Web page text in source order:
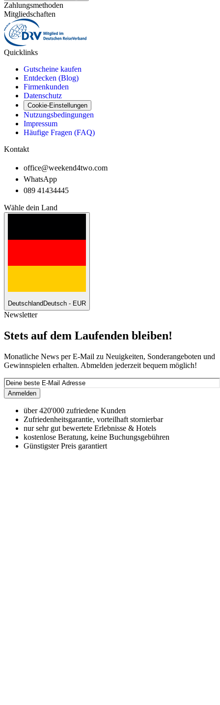
Zahlungsmethoden
Mitgliedschaften
Quicklinks
Gutscheine kaufen
Entdecken (Blog)
Firmenkunden
Datenschutz
Cookie-Einstellungen
Nutzungsbedingungen
Impressum
Häufige Fragen (FAQ)
Kontakt
office@weekend4two.com
WhatsApp
089 41434445
Wähle dein Land
Deutschland Deutsch - EUR
Newsletter
Stets auf dem Laufenden bleiben!
Monatliche News per E-Mail zu Neuigkeiten, Sonderangeboten und
Gewinnspielen erhalten. Abmelden jederzeit bequem möglich!
Anmelden
über 420'000 zufriedene Kunden
Zufriedenheitsgarantie, vorteilhaft stornierbar
nur sehr gut bewertete Erlebnisse & Hotels
kostenlose Beratung, keine Buchungsgebühren
Günstigster Preis garantiert